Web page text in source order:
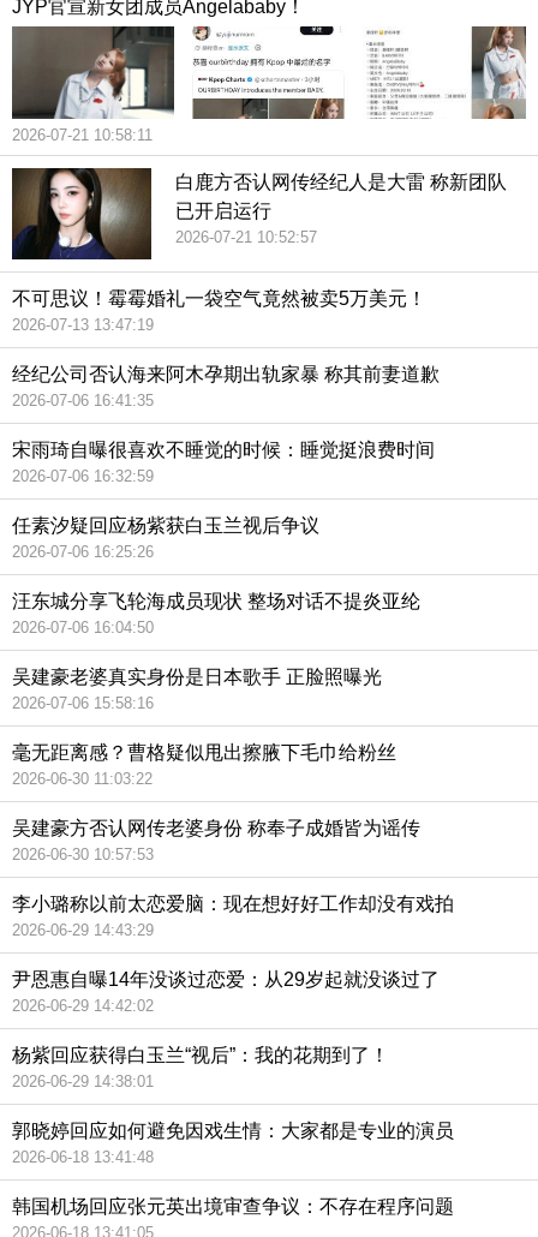
JYP官宣新女团成员Angelababy！
2026-07-21 10:58:11
白鹿方否认网传经纪人是大雷 称新团队
已开启运行
2026-07-21 10:52:57
不可思议！霉霉婚礼一袋空气竟然被卖5万美元！
2026-07-13 13:47:19
经纪公司否认海来阿木孕期出轨家暴 称其前妻道歉
2026-07-06 16:41:35
宋雨琦自曝很喜欢不睡觉的时候：睡觉挺浪费时间
2026-07-06 16:32:59
任素汐疑回应杨紫获白玉兰视后争议
2026-07-06 16:25:26
汪东城分享飞轮海成员现状 整场对话不提炎亚纶
2026-07-06 16:04:50
吴建豪老婆真实身份是日本歌手 正脸照曝光
2026-07-06 15:58:16
毫无距离感？曹格疑似甩出擦腋下毛巾给粉丝
2026-06-30 11:03:22
吴建豪方否认网传老婆身份 称奉子成婚皆为谣传
2026-06-30 10:57:53
李小璐称以前太恋爱脑：现在想好好工作却没有戏拍
2026-06-29 14:43:29
尹恩惠自曝14年没谈过恋爱：从29岁起就没谈过了
2026-06-29 14:42:02
杨紫回应获得白玉兰“视后”：我的花期到了！
2026-06-29 14:38:01
郭晓婷回应如何避免因戏生情：大家都是专业的演员
2026-06-18 13:41:48
韩国机场回应张元英出境审查争议：不存在程序问题
2026-06-18 13:41:05